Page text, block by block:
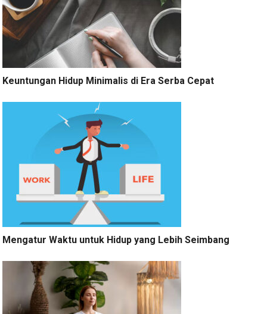
Keuntungan Hidup Minimalis di Era Serba Cepat
Mengatur Waktu untuk Hidup yang Lebih Seimbang